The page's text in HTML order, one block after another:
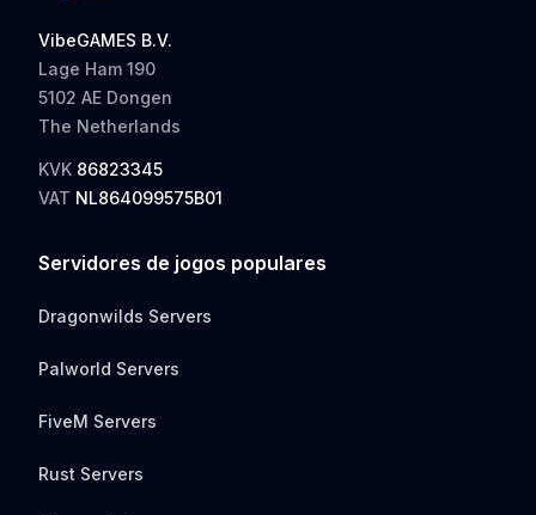
VibeGAMES B.V.
Lage Ham 190
5102 AE Dongen
The Netherlands
KVK 86823345
VAT NL864099575B01
Servidores de jogos populares
Dragonwilds Servers
Palworld Servers
FiveM Servers
Rust Servers